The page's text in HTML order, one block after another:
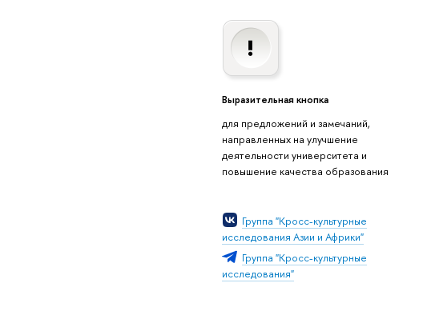
Выразительная кнопка
для предложений и замечаний,
направленных на улучшение
деятельности университета и
повышение качества образования
Группа "Кросс-культурные
исследования Азии и Африки"
Группа "Кросс-культурные
исследования"